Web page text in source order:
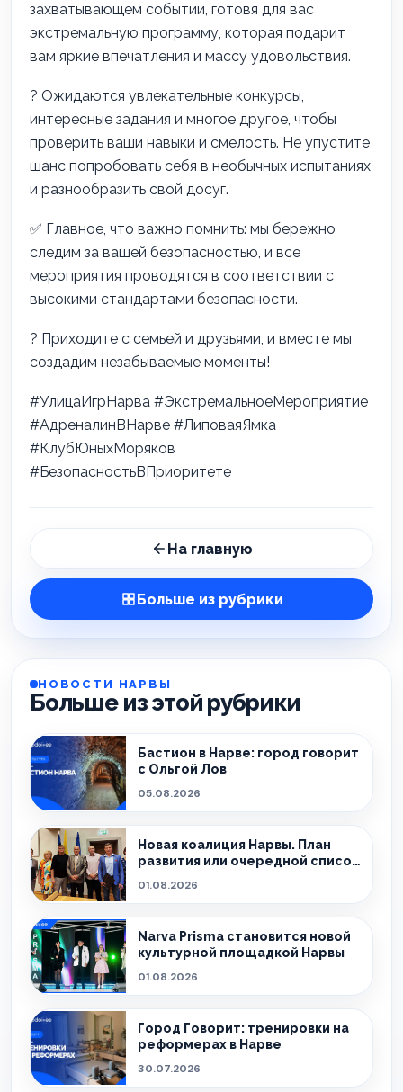
захватывающем событии, готовя для вас
экстремальную программу, которая подарит
вам яркие впечатления и массу удовольствия.
? Ожидаются увлекательные конкурсы,
интересные задания и многое другое, чтобы
проверить ваши навыки и смелость. Не упустите
шанс попробовать себя в необычных испытаниях
и разнообразить свой досуг.
✅ Главное, что важно помнить: мы бережно
следим за вашей безопасностью, и все
мероприятия проводятся в соответствии с
высокими стандартами безопасности.
? Приходите с семьей и друзьями, и вместе мы
создадим незабываемые моменты!
#УлицаИгрНарва #ЭкстремальноеМероприятие
#АдреналинВНарве #ЛиповаяЯмка
#КлубЮныхМоряков
#БезопасностьВПриоритете
На главную
Больше из рубрики
НОВОСТИ НАРВЫ
Больше из этой рубрики
Бастион в Нарве: город говорит
с Ольгой Лов
05.08.2026
Новая коалиция Нарвы. План
развития или очередной список
01.08.2026
Narva Prisma становится новой
культурной площадкой Нарвы
01.08.2026
Город Говорит: тренировки на
реформерах в Нарве
30.07.2026